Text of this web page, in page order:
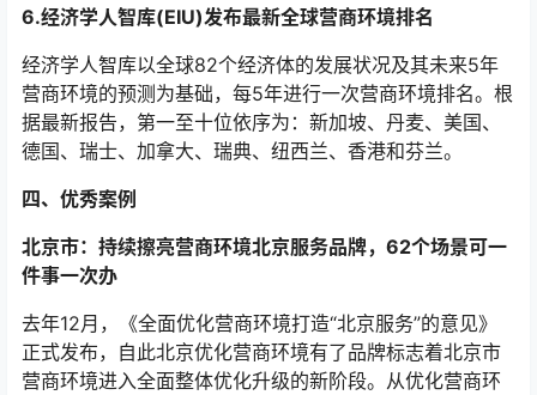
6.经济学人智库(EIU)发布最新全球营商环境排名
经济学人智库以全球82个经济体的发展状况及其未来5年
营商环境的预测为基础，每5年进行一次营商环境排名。根
据最新报告，第一至十位依序为：新加坡、丹麦、美国、
德国、瑞士、加拿大、瑞典、纽西兰、香港和芬兰。
四、优秀案例
北京市：持续擦亮营商环境北京服务品牌，62个场景可一
件事一次办
去年12月，《全面优化营商环境打造“北京服务”的意见》
正式发布，自此北京优化营商环境有了品牌标志着北京市
营商环境进入全面整体优化升级的新阶段。从优化营商环